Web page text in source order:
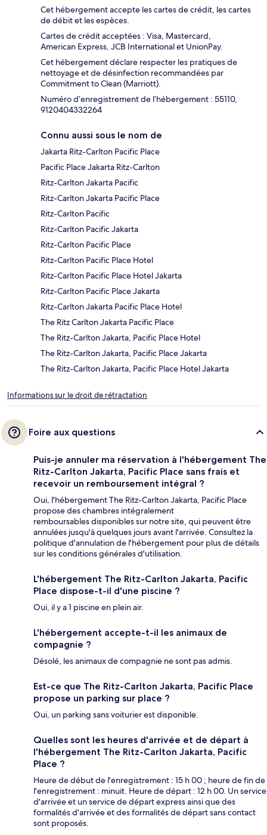
Cet hébergement accepte les cartes de crédit, les cartes
de débit et les espèces.
Cartes de crédit acceptées : Visa, Mastercard,
American Express, JCB International et UnionPay.
Cet hébergement déclare respecter les pratiques de
nettoyage et de désinfection recommandées par
Commitment to Clean (Marriott).
Numéro d’enregistrement de l’hébergement : 55110,
9120404332264
Connu aussi sous le nom de
Jakarta Ritz-Carlton Pacific Place
Pacific Place Jakarta Ritz-Carlton
Ritz-Carlton Jakarta Pacific
Ritz-Carlton Jakarta Pacific Place
Ritz-Carlton Pacific
Ritz-Carlton Pacific Jakarta
Ritz-Carlton Pacific Place
Ritz-Carlton Pacific Place Hotel
Ritz-Carlton Pacific Place Hotel Jakarta
Ritz-Carlton Pacific Place Jakarta
Ritz-Carlton Jakarta Pacific Place Hotel
The Ritz Carlton Jakarta Pacific Place
The Ritz-Carlton Jakarta, Pacific Place Hotel
The Ritz-Carlton Jakarta, Pacific Place Jakarta
The Ritz-Carlton Jakarta, Pacific Place Hotel Jakarta
Informations sur le droit de rétractation
Foire aux questions
Puis-je annuler ma réservation à l'hébergement The
Ritz-Carlton Jakarta, Pacific Place sans frais et
recevoir un remboursement intégral ?
Oui, l'hébergement The Ritz-Carlton Jakarta, Pacific Place
propose des chambres intégralement
remboursables disponibles sur notre site, qui peuvent être
annulées jusqu'à quelques jours avant l'arrivée. Consultez la
politique d'annulation de l'hébergement pour plus de détails
sur les conditions générales d'utilisation.
L'hébergement The Ritz-Carlton Jakarta, Pacific
Place dispose-t-il d'une piscine ?
Oui, il y a 1 piscine en plein air.
L'hébergement accepte-t-il les animaux de
compagnie ?
Désolé, les animaux de compagnie ne sont pas admis.
Est-ce que The Ritz-Carlton Jakarta, Pacific Place
propose un parking sur place ?
Oui, un parking sans voiturier est disponible.
Quelles sont les heures d'arrivée et de départ à
l'hébergement The Ritz-Carlton Jakarta, Pacific
Place ?
Heure de début de l'enregistrement : 15 h 00 ; heure de fin de
l'enregistrement : minuit. Heure de départ : 12 h 00. Un service
d'arrivée et un service de départ express ainsi que des
formalités d'arrivée et des formalités de départ sans contact
sont proposés.